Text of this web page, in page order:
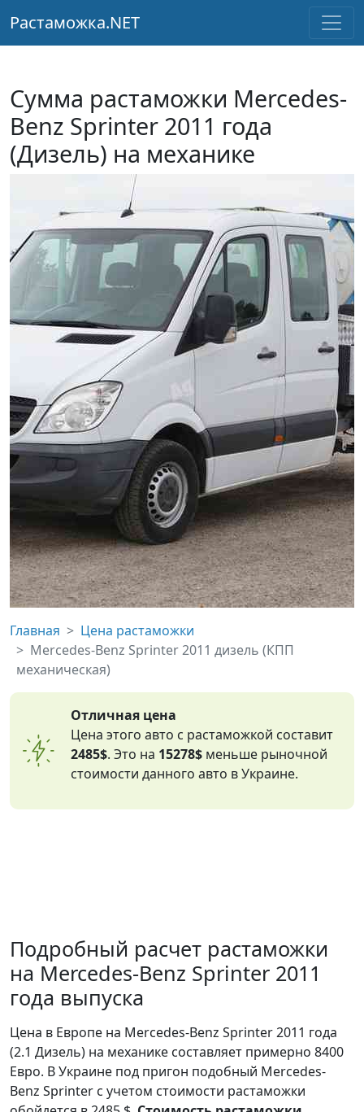
Растаможка.NET
Сумма растаможки Mercedes-
Benz Sprinter 2011 года
(Дизель) на механике
Главная
Цена растаможки
Mercedes-Benz Sprinter 2011 дизель (КПП
механическая)
Отличная цена
Цена этого авто с растаможкой составит
2485$. Это на 15278$ меньше рыночной
стоимости данного авто в Украине.
Подробный расчет растаможки
на Mercedes-Benz Sprinter 2011
года выпуска
Цена в Европе на Mercedes-Benz Sprinter 2011 года
(2.1 Дизель) на механике составляет примерно 8400
Евро. В Украине под пригон подобный Mercedes-
Benz Sprinter с учетом стоимости растаможки